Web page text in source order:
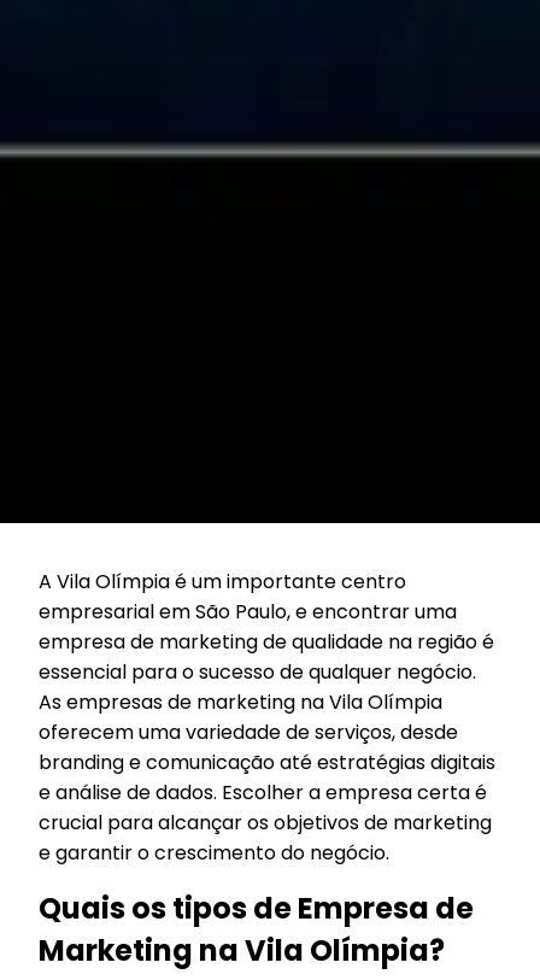
A Vila Olímpia é um importante centro
empresarial em São Paulo, e encontrar uma
empresa de marketing de qualidade na região é
essencial para o sucesso de qualquer negócio.
As empresas de marketing na Vila Olímpia
oferecem uma variedade de serviços, desde
branding e comunicação até estratégias digitais
e análise de dados. Escolher a empresa certa é
crucial para alcançar os objetivos de marketing
e garantir o crescimento do negócio.
Quais os tipos de Empresa de
Marketing na Vila Olímpia?